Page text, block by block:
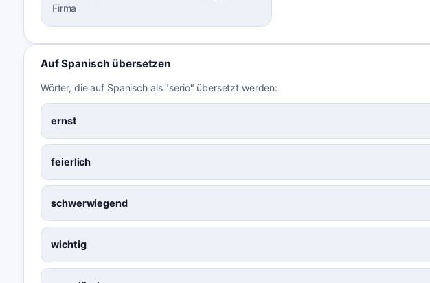
Firma
Auf Spanisch übersetzen
Wörter, die auf Spanisch als "serio" übersetzt werden:
ernst
feierlich
schwerwiegend
wichtig